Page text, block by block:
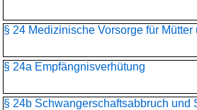
§ 24 Medizinische Vorsorge für Mütter
§ 24a Empfängnisverhütung
§ 24b Schwangerschaftsabbruch und